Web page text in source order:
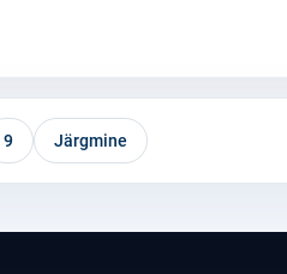
9 Järgmine